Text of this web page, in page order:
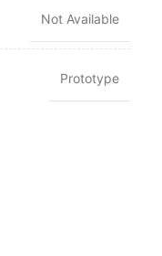
Not Available
Prototype